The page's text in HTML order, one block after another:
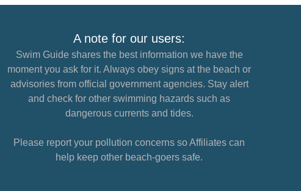
A note for our users:
Swim Guide shares the best information we have the
moment you ask for it. Always obey signs at the beach or
advisories from official government agencies. Stay alert
and check for other swimming hazards such as
dangerous currents and tides.
Please report your pollution concerns so Affiliates can
help keep other beach-goers safe.